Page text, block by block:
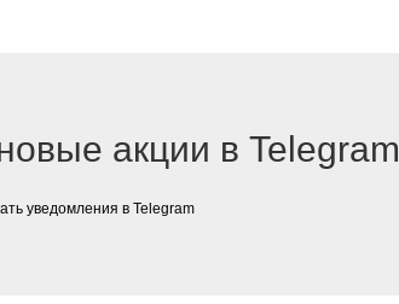
акции в Telegram
уведомления в Telegram